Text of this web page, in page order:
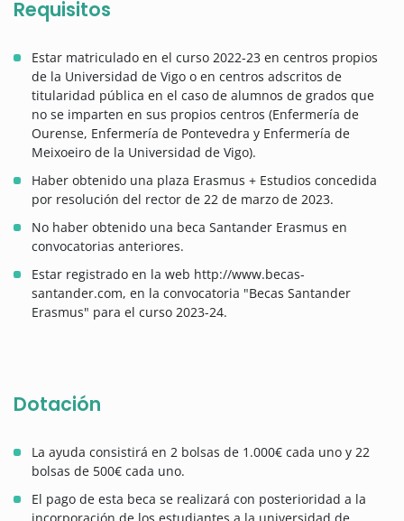
Requisitos
Estar matriculado en el curso 2022-23 en centros propios
de la Universidad de Vigo o en centros adscritos de
titularidad pública en el caso de alumnos de grados que
no se imparten en sus propios centros (Enfermería de
Ourense, Enfermería de Pontevedra y Enfermería de
Meixoeiro de la Universidad de Vigo).
Haber obtenido una plaza Erasmus + Estudios concedida
por resolución del rector de 22 de marzo de 2023.
No haber obtenido una beca Santander Erasmus en
convocatorias anteriores.
Estar registrado en la web http://www.becas-
santander.com, en la convocatoria "Becas Santander
Erasmus" para el curso 2023-24.
Dotación
La ayuda consistirá en 2 bolsas de 1.000€ cada uno y 22
bolsas de 500€ cada uno.
El pago de esta beca se realizará con posterioridad a la